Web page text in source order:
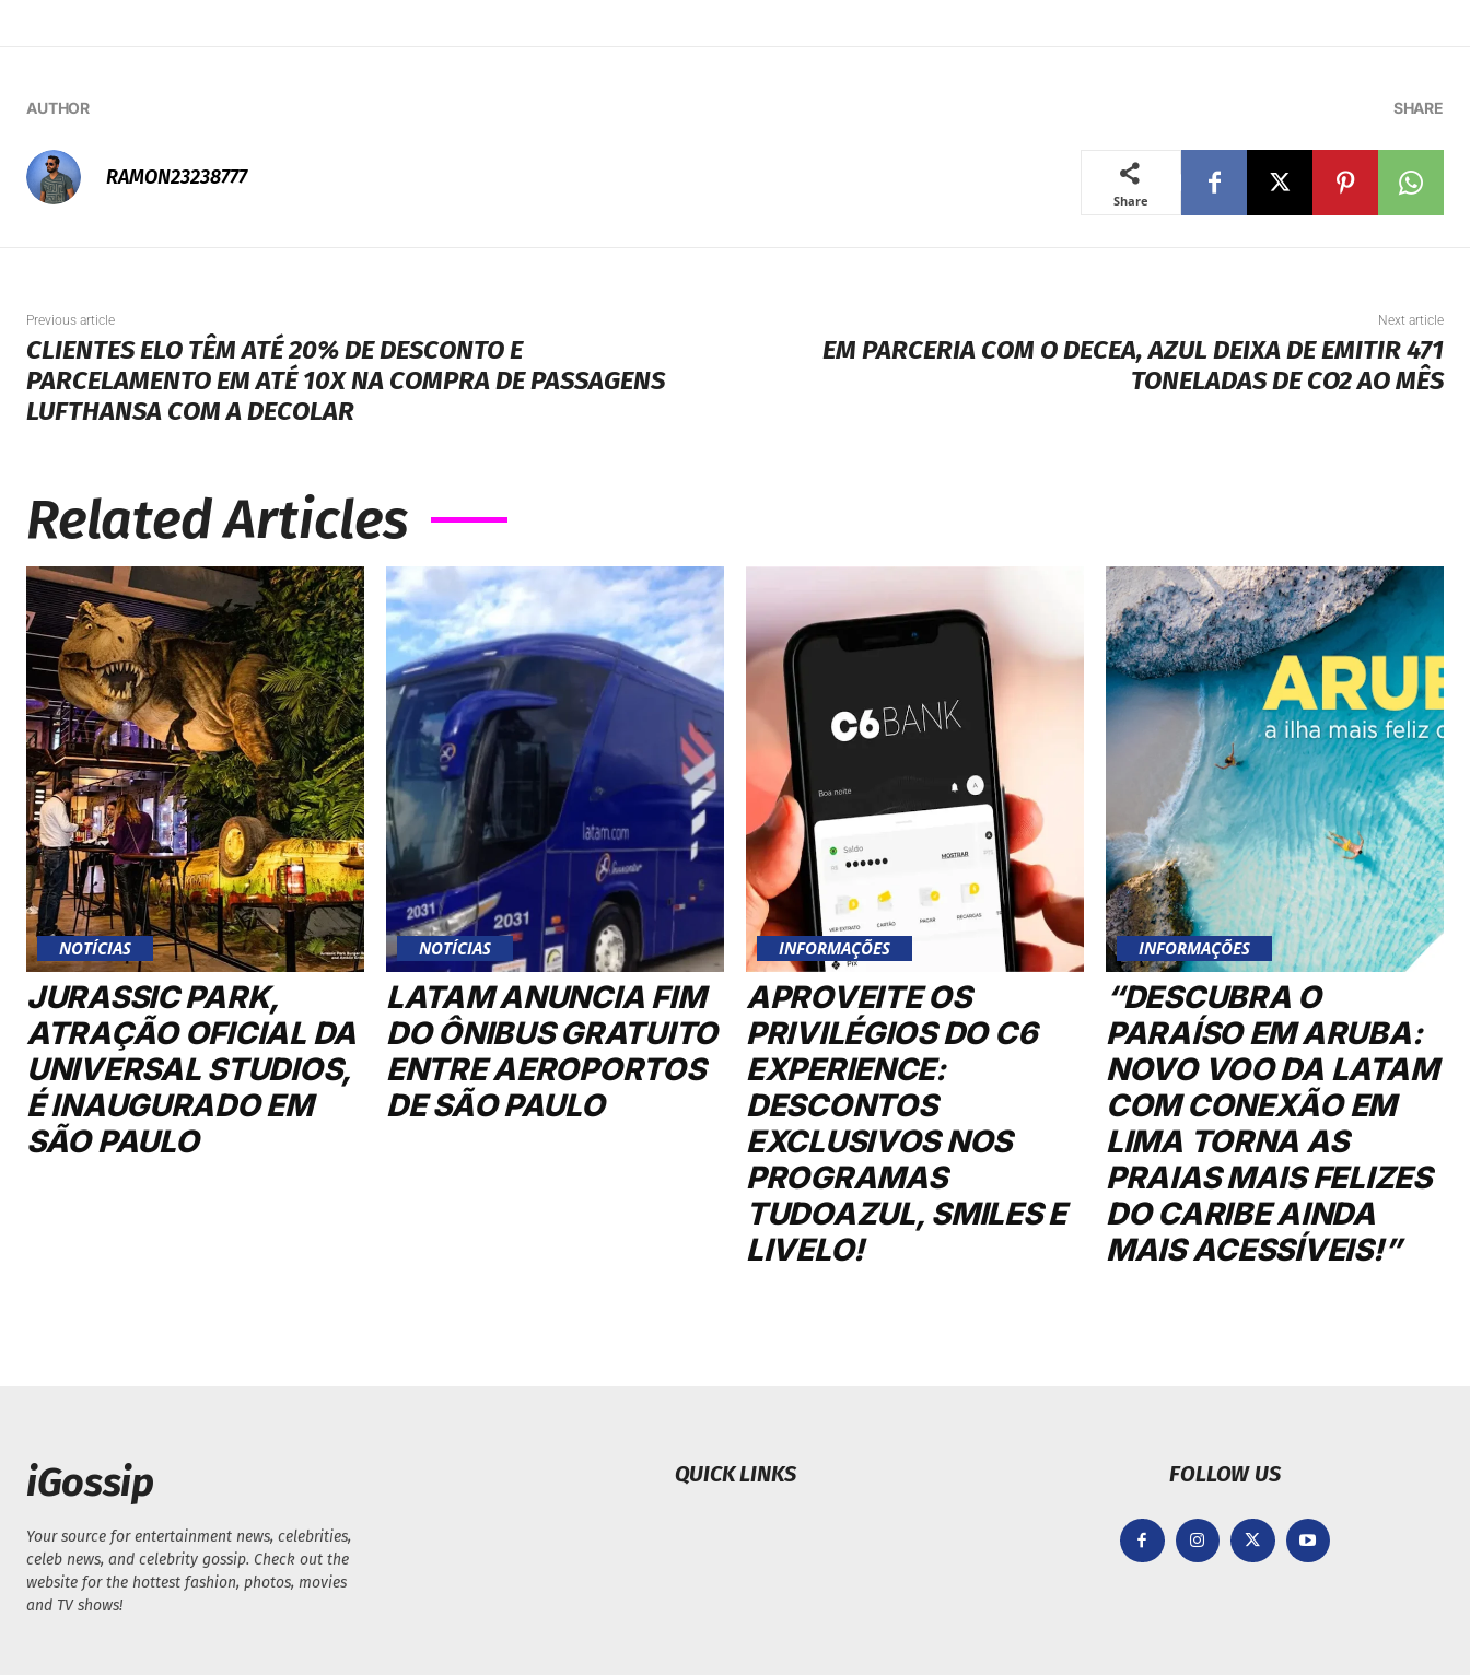
AUTHOR
RAMON23238777
SHARE
Share
Previous article
CLIENTES ELO TÊM ATÉ 20% DE DESCONTO E
PARCELAMENTO EM ATÉ 10X NA COMPRA DE PASSAGENS
LUFTHANSA COM A DECOLAR
Next article
EM PARCERIA COM O DECEA, AZUL DEIXA DE EMITIR 471
TONELADAS DE CO2 AO MÊS
Related Articles
NOTÍCIAS
JURASSIC PARK,
ATRAÇÃO OFICIAL DA
UNIVERSAL STUDIOS,
É INAUGURADO EM
SÃO PAULO
NOTÍCIAS
LATAM ANUNCIA FIM
DO ÔNIBUS GRATUITO
ENTRE AEROPORTOS
DE SÃO PAULO
INFORMAÇÕES
APROVEITE OS
PRIVILÉGIOS DO C6
EXPERIENCE:
DESCONTOS
EXCLUSIVOS NOS
PROGRAMAS
TUDOAZUL, SMILES E
LIVELO!
INFORMAÇÕES
“DESCUBRA O
PARAÍSO EM ARUBA:
NOVO VOO DA LATAM
COM CONEXÃO EM
LIMA TORNA AS
PRAIAS MAIS FELIZES
DO CARIBE AINDA
MAIS ACESSÍVEIS!”
iGossip
Your source for entertainment news, celebrities,
celeb news, and celebrity gossip. Check out the
website for the hottest fashion, photos, movies
and TV shows!
QUICK LINKS FOLLOW US